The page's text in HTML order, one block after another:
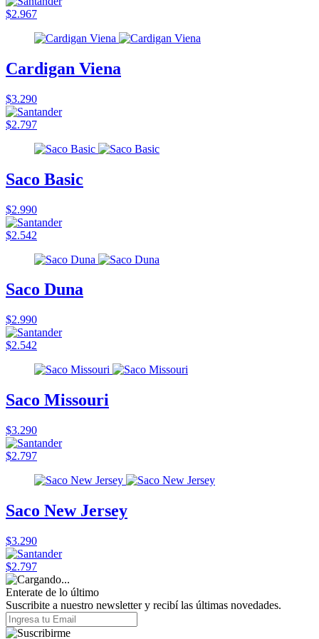
$2.967
Cardigan Viena
$3.290
$2.797
Saco Basic
$2.990
$2.542
Saco Duna
$2.990
$2.542
Saco Missouri
$3.290
$2.797
Saco New Jersey
$3.290
$2.797
Enterate de lo último
Suscribite a nuestro newsletter y recibí las últimas novedades.